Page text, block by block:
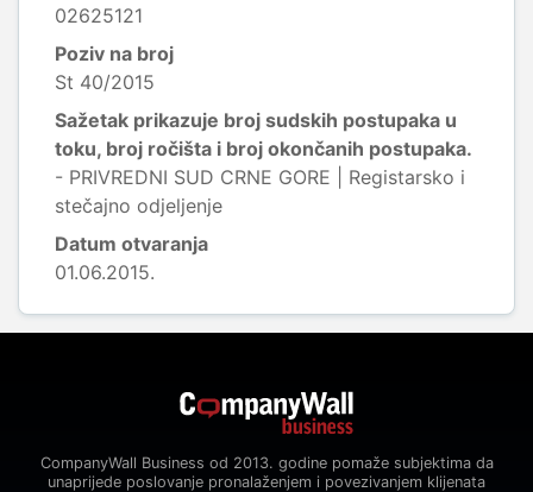
02625121
Poziv na broj
St 40/2015
Sažetak prikazuje broj sudskih postupaka u
toku, broj ročišta i broj okončanih postupaka.
- PRIVREDNI SUD CRNE GORE | Registarsko i
stečajno odjeljenje
Datum otvaranja
01.06.2015.
CompanyWall Business od 2013. godine pomaže subjektima da
unaprijede poslovanje pronalaženjem i povezivanjem klijenata